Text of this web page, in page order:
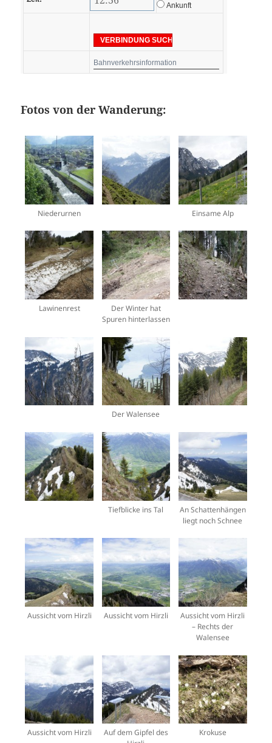
Ankunft
Bahnverkehrsinformation
Fotos von der Wanderung:
Niederurnen Einsame Alp
Lawinenrest
Der Winter hat
Spuren hinterlassen
Der Walensee
Tiefblicke ins Tal
An Schattenhängen
liegt noch Schnee
Aussicht vom Hirzli Aussicht vom Hirzli
Aussicht vom Hirzli
– Rechts der
Walensee
Aussicht vom Hirzli
Auf dem Gipfel des
Krokuse